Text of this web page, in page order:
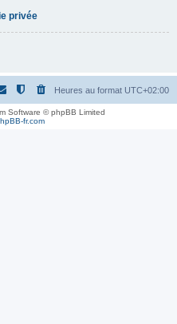
privée
Heures au format UTC+02:00
Software © phpBB Limited
fr.com